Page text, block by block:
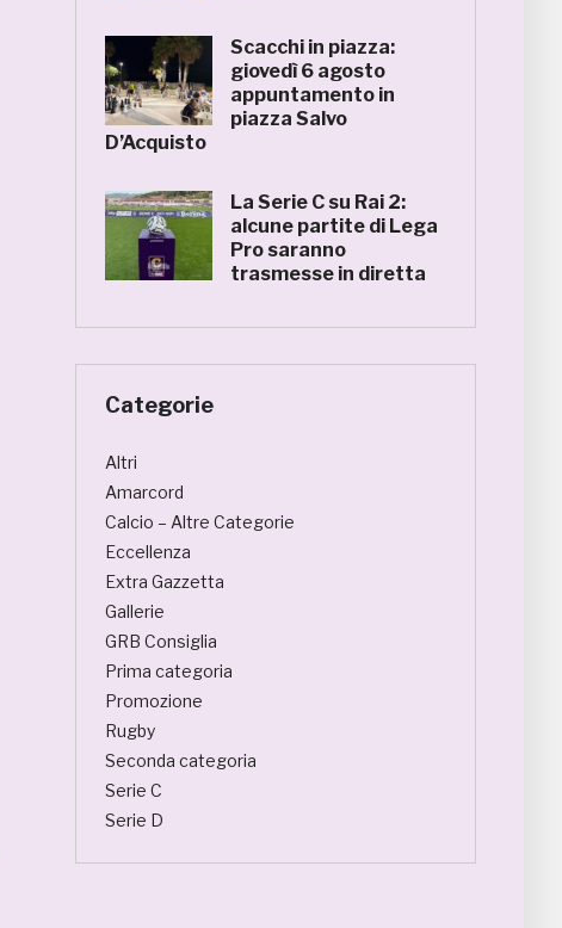
Scacchi in piazza:
giovedì 6 agosto
appuntamento in
piazza Salvo
D’Acquisto
La Serie C su Rai 2:
alcune partite di Lega
Pro saranno
trasmesse in diretta
Categorie
Altri
Amarcord
Calcio – Altre Categorie
Eccellenza
Extra Gazzetta
Gallerie
GRB Consiglia
Prima categoria
Promozione
Rugby
Seconda categoria
Serie C
Serie D